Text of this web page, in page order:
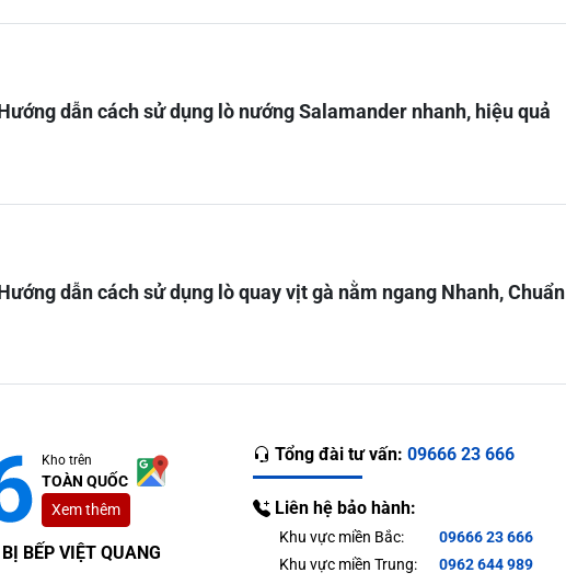
dẫn cách sử dụng lò nướng Salamander nhanh, hiệu quả
dẫn cách sử dụng lò quay vịt gà nằm ngang Nhanh, Chuẩn
Kho trên
TOÀN QUỐC
Xem thêm
BẾP VIỆT QUANG
Tổng đài tư vấn: 09666 23 666
Liên hệ bảo hành:
Khu vực miền Bắc:
09666 23 666
Khu vực miền Trung:
0962 644 989